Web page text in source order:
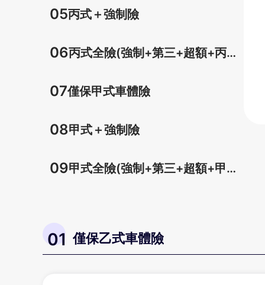
05丙式＋強制險
06丙式全險(強制+第三+超額+丙式
07僅保甲式車體險
08甲式＋強制險
09甲式全險(強制+第三+超額+甲式
01 僅保乙式車體險